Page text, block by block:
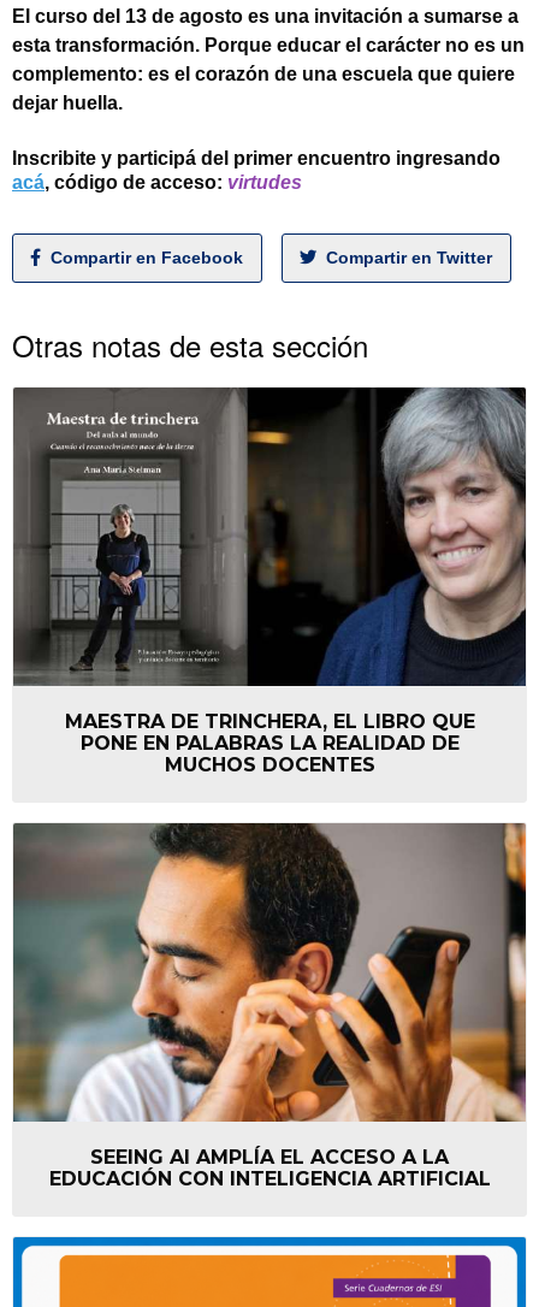
Tipea lo que deseas buscar y luego pulsa Enter:
El curso del 13 de agosto es una invitación a sumarse a
esta transformación. Porque educar el carácter no es un
complemento: es el corazón de una escuela que quiere
dejar huella.
Inscribite y participá del primer encuentro ingresando
acá, código de acceso: virtudes
Compartir en Facebook Compartir en Twitter
Otras notas de esta sección
MAESTRA DE TRINCHERA, EL LIBRO QUE
PONE EN PALABRAS LA REALIDAD DE
MUCHOS DOCENTES
SEEING AI AMPLÍA EL ACCESO A LA
EDUCACIÓN CON INTELIGENCIA ARTIFICIAL